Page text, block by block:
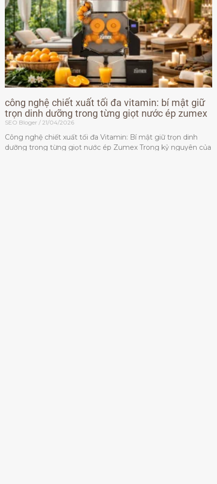
công nghệ chiết xuất tối đa vitamin: bí mật giữ
trọn dinh dưỡng trong từng giọt nước ép zumex
SEO Bloger 21/04/2026
Công nghệ chiết xuất tối đa Vitamin: Bí mật giữ trọn dinh
dưỡng trong từng giọt nước ép Zumex Trong kỷ nguyên của